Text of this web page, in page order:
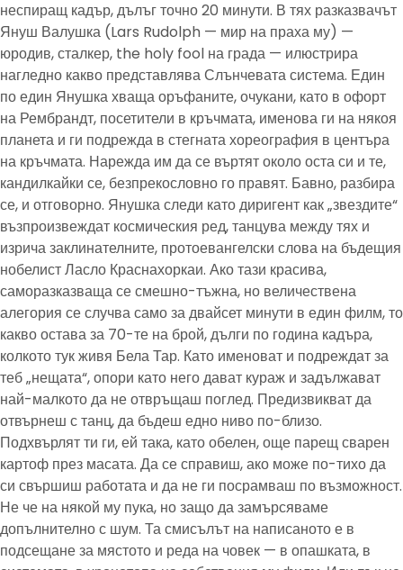
неспиращ кадър, дълъг точно 20 минути. В тях разказвачът
Януш Валушка (Lars Rudolph — мир на праха му) —
юродив, сталкер, the holy fool на града — илюстрира
нагледно какво представлява Слънчевата система. Един
по един Янушка хваща оръфаните, очукани, като в офорт
на Рембрандт, посетители в кръчмата, именова ги на някоя
планета и ги подрежда в стегната хореография в центъра
на кръчмата. Нарежда им да се въртят около оста си и те,
кандилкайки се, безпрекословно го правят. Бавно, разбира
се, и отговорно. Янушка следи като диригент как „звездите“
възпроизвеждат космическия ред, танцува между тях и
изрича заклинателните, протоевангелски слова на бъдещия
нобелист Ласло Краснахоркаи. Ако тази красива,
саморазказваща се смешно-тъжна, но величествена
алегория се случва само за двайсет минути в един филм, то
какво остава за 70-те на брой, дълги по година кадъра,
колкото тук живя Бела Тар. Като именоват и подреждат за
теб „нещата“, опори като него дават кураж и задължават
най-малкото да не отвръщаш поглед. Предизвикват да
отвърнеш с танц, да бъдеш едно ниво по-близо.
Подхвърлят ти ги, ей така, като обелен, още парещ сварен
картоф през масата. Да се справиш, ако може по-тихо да
си свършиш работата и да не ги посрамваш по възможност.
Не че на някой му пука, но защо да замърсяваме
допълнително с шум. Та смисълът на написаното е в
подсещане за мястото и реда на човек — в опашката, в